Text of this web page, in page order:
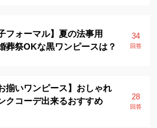
フォーマル】夏の法事用
葬祭OKな黒ワンピースは？
34
回答
揃いワンピース】おしゃれ
クコーデ出来るおすすめ
28
回答